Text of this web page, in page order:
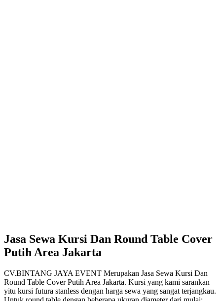
Jasa Sewa Kursi Dan Round Table Cover
Putih Area Jakarta
CV.BINTANG JAYA EVENT Merupakan Jasa Sewa Kursi Dan
Round Table Cover Putih Area Jakarta. Kursi yang kami sarankan
yitu kursi futura stanless dengan harga sewa yang sangat terjangkau.